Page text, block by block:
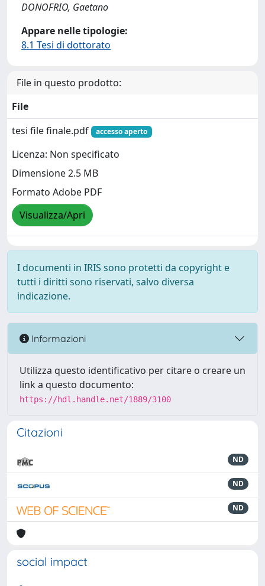
DONOFRIO, Gaetano
Appare nelle tipologie:
8.1 Tesi di dottorato
File in questo prodotto:
File
tesi file finale.pdf
accesso aperto
Licenza: Non specificato
Dimensione 2.5 MB
Formato Adobe PDF
Visualizza/Apri
I documenti in IRIS sono protetti da copyright e
tutti i diritti sono riservati, salvo diversa
indicazione.
Informazioni
Utilizza questo identificativo per citare o creare un
link a questo documento:
https://hdl.handle.net/1889/3100
Citazioni
ND
ND
ND
social impact